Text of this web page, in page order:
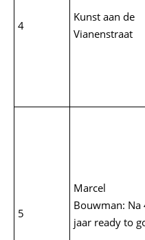
4
Kunst aan de
Vianenstraat
5
Marcel
Bouwman: Na
jaar ready to